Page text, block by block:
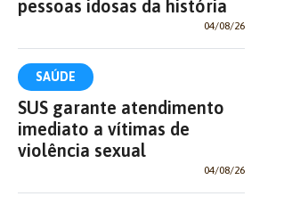
pessoas idosas da história
04/08/26
SAÚDE
SUS garante atendimento
imediato a vítimas de
violência sexual
04/08/26